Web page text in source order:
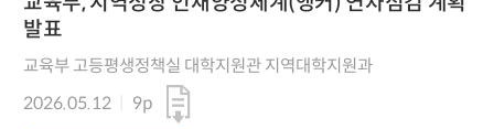
발표
교육부 고등평생정책실 대학지원관 지역대학지원과
2026.05.12
9p